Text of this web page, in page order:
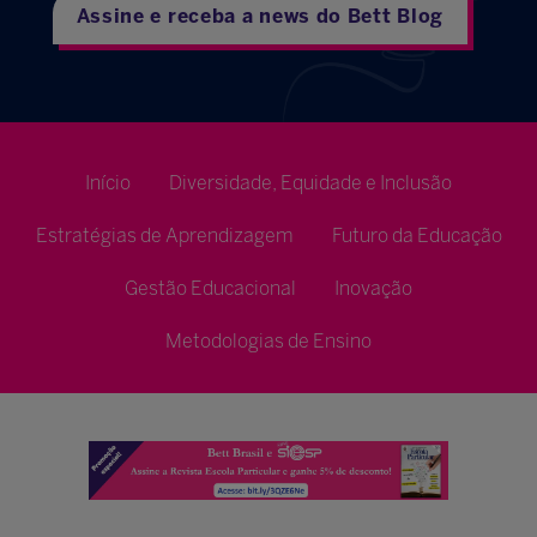
Assine e receba a news do Bett Blog
Início Diversidade, Equidade e Inclusão
Estratégias de Aprendizagem Futuro da Educação
Gestão Educacional Inovação
Metodologias de Ensino